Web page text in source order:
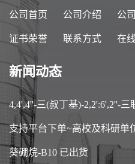
公司首页 公司介绍 公
证书荣誉 联系方式 在
新闻动态
4,4',4''-三(叔丁基)-2,2':6',2''-三
支持平台下单~高校及科研单
葵硼烷-B10 已出货